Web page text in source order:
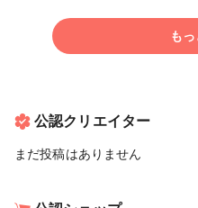
も
公認クリエイター
まだ投稿はありません